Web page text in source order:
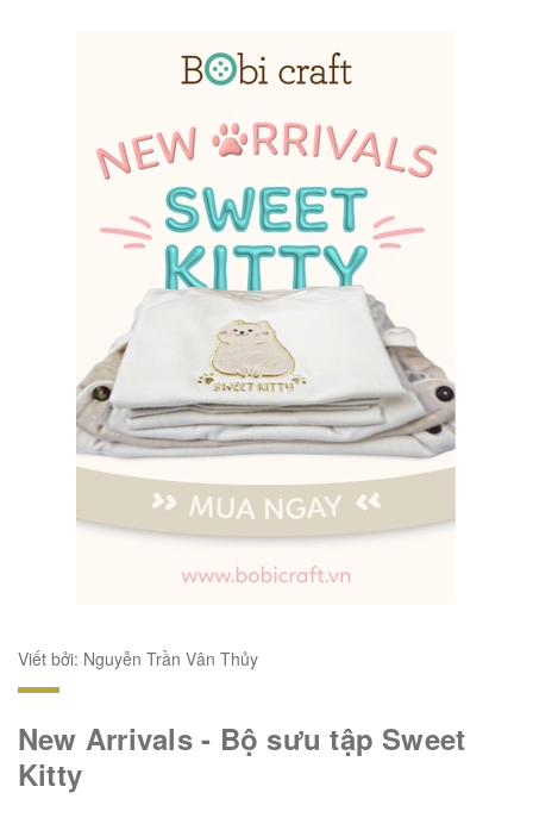
Viết bởi: Nguyễn Trần Vân Thủy
New Arrivals - Bộ sưu tập Sweet
Kitty